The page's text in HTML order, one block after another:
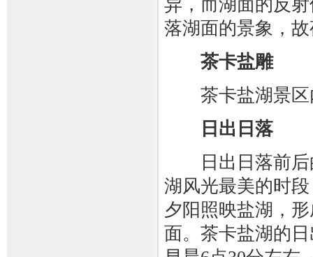
异，而湖面的反
落湖面的景象，
茶卡盐雕
茶卡盐湖景区
日出日落
日出日落前后
湖风光最美的时
夕阳照映盐湖，
面。茶卡盐湖的